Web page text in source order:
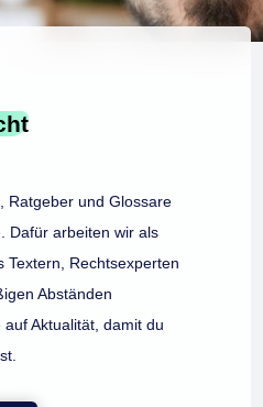
Ratgeber und Glossare
Dafür arbeiten wir als
Textern, Rechtsexperten
Abständen
Aktualität, damit du